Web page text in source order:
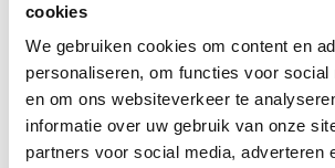
cookies
We gebruiken cookies om content en
personaliseren, om functies voor social
en om ons websiteverkeer te
informatie over uw gebruik van onze
partners voor social media, adverteren